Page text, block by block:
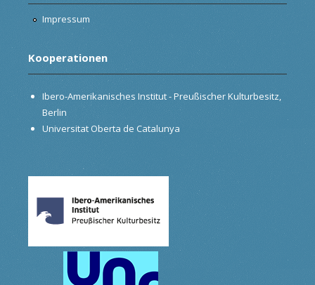
Impressum
Kooperationen
Ibero-Amerikanisches Institut - Preußischer Kulturbesitz,
Berlin
Universitat Oberta de Catalunya